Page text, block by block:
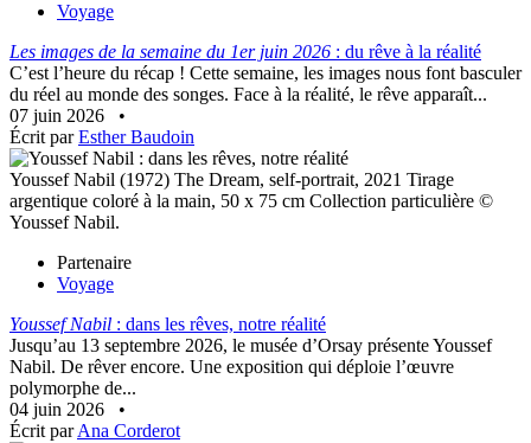
Voyage
Les images de la semaine du 1er juin 2026 : du rêve à la réalité
C’est l’heure du récap ! Cette semaine, les images nous font basculer
du réel au monde des songes. Face à la réalité, le rêve apparaît...
07 juin 2026
•
Écrit parEsther Baudoin
Youssef Nabil (1972) The Dream, self-portrait, 2021 Tirage
argentique coloré à la main, 50 x 75 cm Collection particulière ©
Youssef Nabil.
Partenaire
Voyage
Youssef Nabil : dans les rêves, notre réalité
Jusqu’au 13 septembre 2026, le musée d’Orsay présente Youssef
Nabil. De rêver encore. Une exposition qui déploie l’œuvre
polymorphe de...
04 juin 2026
•
Écrit parAna Corderot